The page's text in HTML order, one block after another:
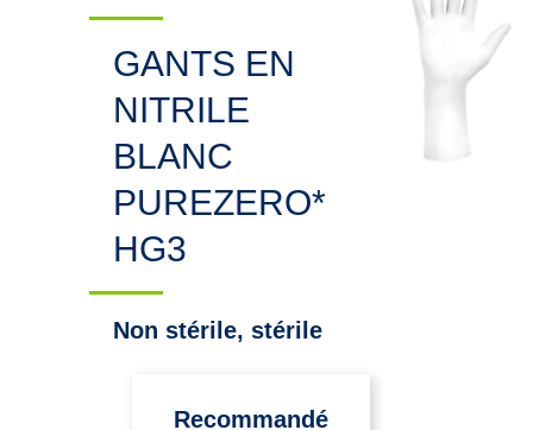
GANTS EN
NITRILE
BLANC
PUREZERO*
HG3
Non stérile, stérile
Recommandé